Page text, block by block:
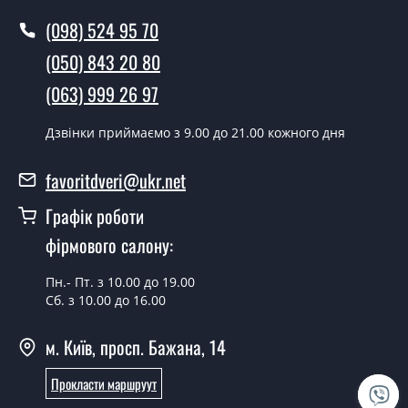
Так робимо. Монтаж дверних полотен проводиться
згідно з чергою, у всі дні крім неділі.
Скільки коштує встановлення дверей
Esmi ПО?
Можна на сьогодні викликати
Так можна.
У вас є в наявності готові дверні
полотна?
Так, ми маємо великий асортимент готових дверних
Ви робите нестандартні міжкімнатні
(098) 524 95 70
(050) 843 20 80
(063) 999 26 97
Дзвінки приймаємо з 9.00 до 21.00 кожного дня
favoritdveri@ukr.net
Графік роботи
фірмового салону:
Пн.- Пт. з 10.00 до 19.00
Сб. з 10.00 до 16.00
м. Київ, просп. Бажана, 14
Прокласти маршруут